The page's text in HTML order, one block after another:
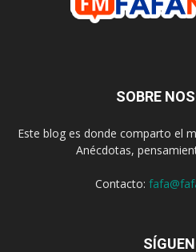
SOBRE
Este blog es donde comparto el
Anécdotas,
Contacto: